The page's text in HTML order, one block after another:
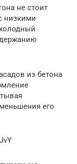
не стоит
низкими
из бетона
его